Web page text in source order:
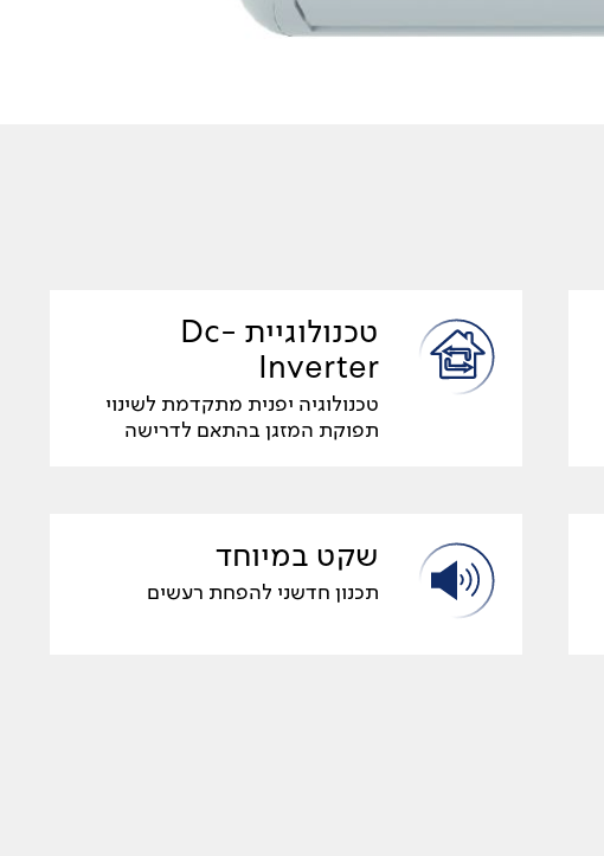
טכנולוגיית Dc-
Inverter
טכנולוגיה יפנית מתקדמת לשינוי
תפוקת המזגן בהתאם לדרישה
שקט במיוחד
תכנון חדשני להפחת רעשים